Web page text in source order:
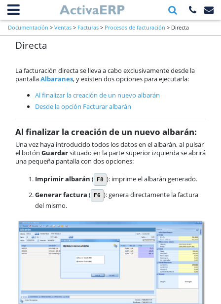
Información general
Primeros pasos a verificar al inicio
de una empresa
Contactos
Clientes
Pedido de cliente
Albaranes
Facturas
Procesos de facturación
Directa
Por lotes
Procesos de cobro
VeriFactu
Factura Electrónica (FACe)
Impresión de facturas
Configuración firma digital con
tabletas Wacom
Calificación VeriFactu
Anticipos
Documentación > Ventas > Facturas > Procesos de facturación > Directa
Directa
La facturación directa se lleva a cabo exclusivamente desde la
pantallaAlbaranes, y existen dos opciones para ejecutarla:
Al finalizar la creación de un nuevo albarán
Desde la opción Facturar albarán
Al finalizar la creación de un nuevo albarán:
Una vez haya introducido todos los datos en el albarán, al pulsar
el botón Guardarsituado en la parte superior izquierda se abrirá
una pequeña pantalla con dos opciones:
Imprimir albarán ( F8 ): imprime el albarán generado.
Generar factura ( F6 ): genera directamente la factura
del mismo.